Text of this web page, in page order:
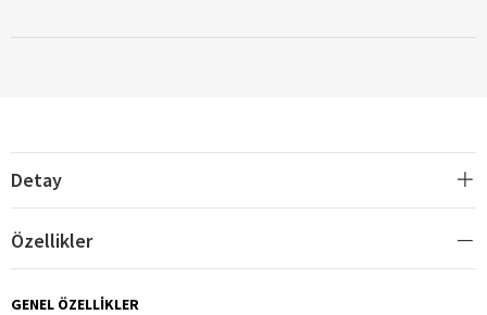
Detay
Özellikler
GENEL ÖZELLİKLER